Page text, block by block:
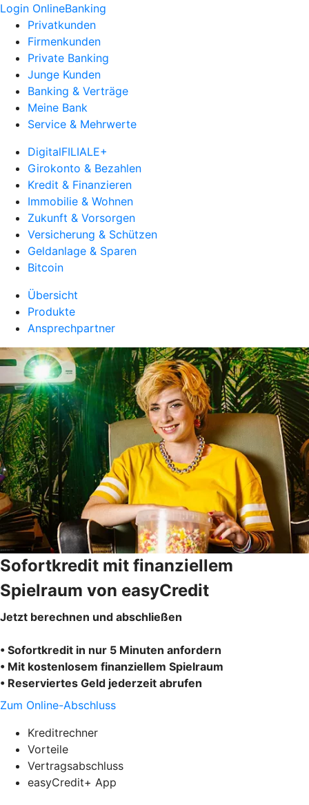
Login OnlineBanking
Privatkunden
Firmenkunden
Private Banking
Junge Kunden
Banking & Verträge
Meine Bank
Service & Mehrwerte
DigitalFILIALE+
Girokonto & Bezahlen
Kredit & Finanzieren
Immobilie & Wohnen
Zukunft & Vorsorgen
Versicherung & Schützen
Geldanlage & Sparen
Bitcoin
Übersicht
Produkte
Ansprechpartner
Sofortkredit mit finanziellem
Spielraum von easyCredit
Jetzt berechnen und abschließen
• Sofortkredit in nur 5 Minuten anfordern
• Mit kostenlosem finanziellem Spielraum
• Reserviertes Geld jederzeit abrufen
Zum Online-Abschluss
Kreditrechner
Vorteile
Vertragsabschluss
easyCredit+ App